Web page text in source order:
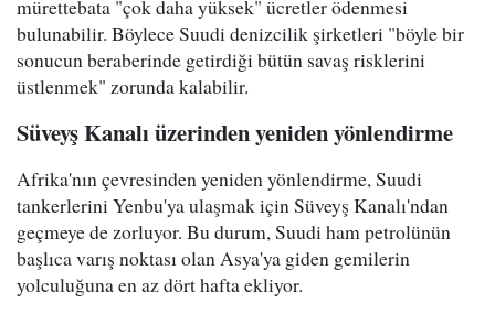
mürettebata "çok daha yüksek" ücretler ödenmesi
bulunabilir. Böylece Suudi denizcilik şirketleri "böyle bir
sonucun beraberinde getirdiği bütün savaş risklerini
üstlenmek" zorunda kalabilir.
Süveyş Kanalı üzerinden yeniden yönlendirme
Afrika'nın çevresinden yeniden yönlendirme, Suudi
tankerlerini Yenbu'ya ulaşmak için Süveyş Kanalı'ndan
geçmeye de zorluyor. Bu durum, Suudi ham petrolünün
başlıca varış noktası olan Asya'ya giden gemilerin
yolculuğuna en az dört hafta ekliyor.